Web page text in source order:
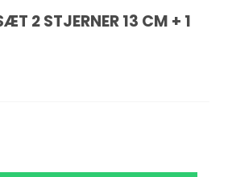
2 STJERNER 13 CM + 1